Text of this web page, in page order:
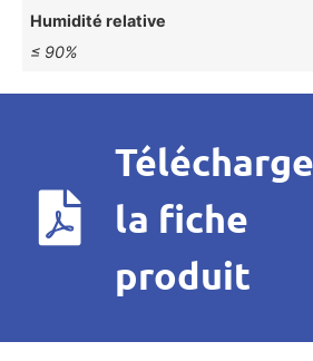
Humidité relative
≤ 90%
la fiche
produit